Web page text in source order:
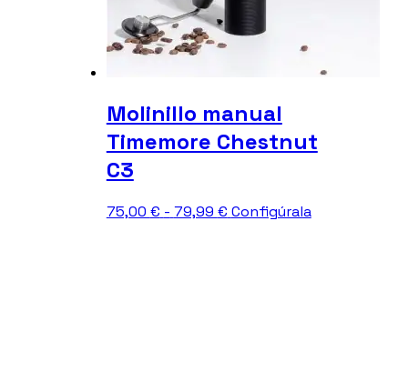
Molinillo manual
Timemore Chestnut
C3
75,00 € - 79,99 €Rango
ConfigúralaEste